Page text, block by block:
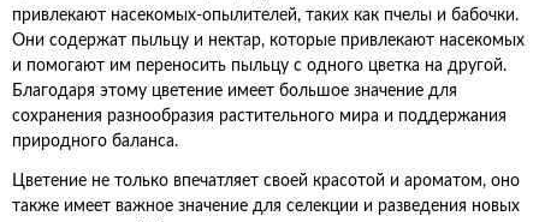
привлекают насекомых-опылителей, таких как пчелы и бабочки.
Они содержат пыльцу и нектар, которые привлекают насекомых
и помогают им переносить пыльцу с одного цветка на другой.
Благодаря этому цветение имеет большое значение для
сохранения разнообразия растительного мира и поддержания
природного баланса.
Цветение не только впечатляет своей красотой и ароматом, оно
также имеет важное значение для селекции и разведения новых